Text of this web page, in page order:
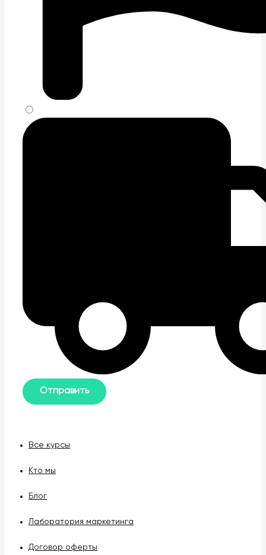
Все курсы
Кто мы
Блог
Лаборатория маркетинга
Договор оферты